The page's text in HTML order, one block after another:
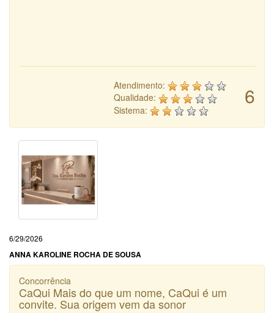
6
Atendimento:
Qualidade:
Sistema:
6/29/2026
ANNA KAROLINE ROCHA DE SOUSA
Concorrência
CaQui Mais do que um nome, CaQui é um
convite. Sua origem vem da sonor